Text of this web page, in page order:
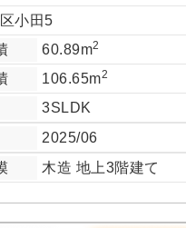
小田5
60.89m2
106.65m2
3SLDK
2025/06
木造 地上3階建て